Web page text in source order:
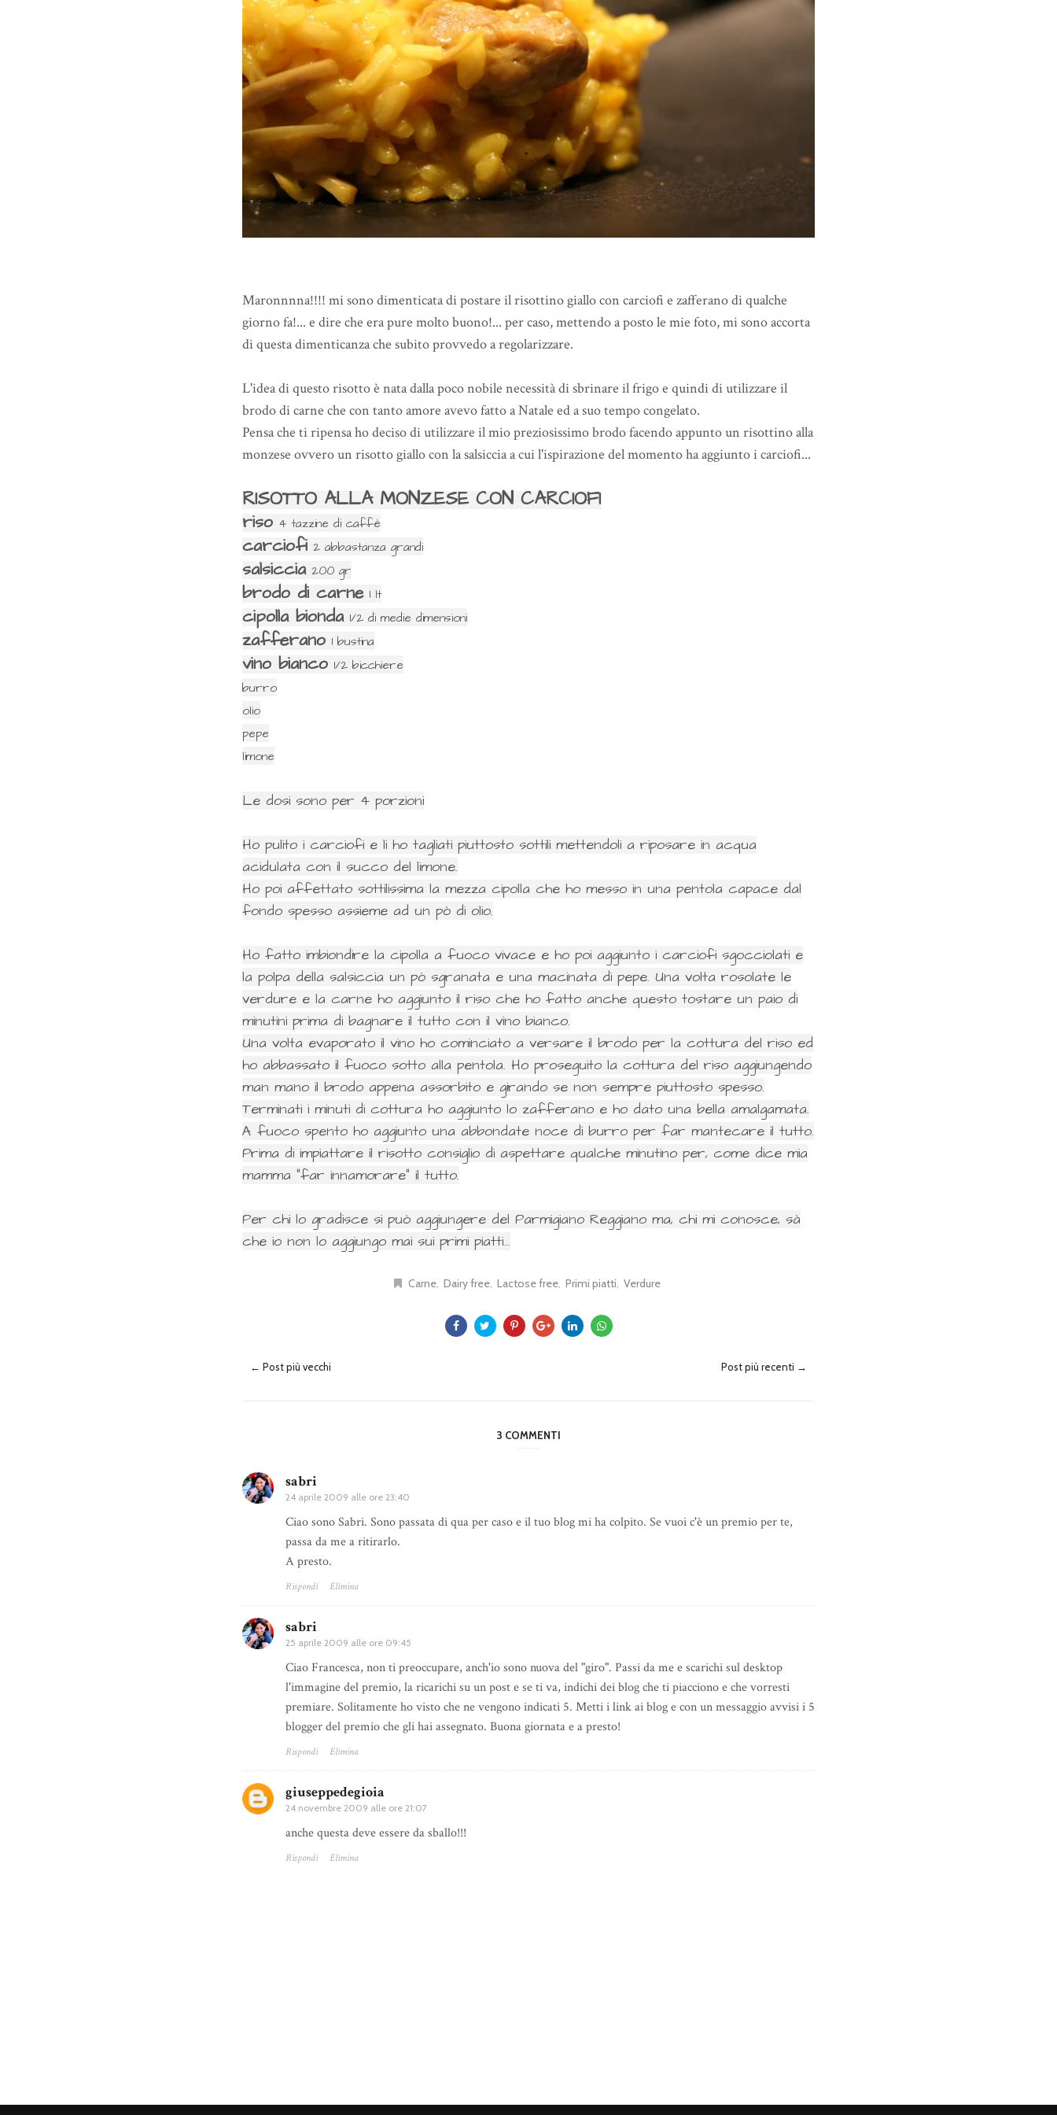
Maronnnna!!!! mi sono dimenticata di postare il risottino giallo con carciofi e zafferano di qualche
giorno fa!... e dire che era pure molto buono!... per caso, mettendo a posto le mie foto, mi sono accorta
di questa dimenticanza che subito provvedo a regolarizzare.
L'idea di questo risotto è nata dalla poco nobile necessità di sbrinare il frigo e quindi di utilizzare il
brodo di carne che con tanto amore avevo fatto a Natale ed a suo tempo congelato.
Pensa che ti ripensa ho deciso di utilizzare il mio preziosissimo brodo facendo appunto un risottino alla
monzese ovvero un risotto giallo con la salsiccia a cui l'ispirazione del momento ha aggiunto i carciofi...
RISOTTO ALLA MONZESE CON CARCIOFI
riso 4 tazzine di caffè
carciofi 2 abbastanza grandi
salsiccia 200 gr
brodo di carne 1 lt
cipolla bionda 1/2 di medie dimensioni
zafferano 1 bustina
vino bianco 1/2 bicchiere
burro
olio
pepe
limone
Le dosi sono per 4 porzioni
Ho pulito i carciofi e li ho tagliati piuttosto sottili mettendoli a riposare in acqua
acidulata con il succo del limone.
Ho poi affettato sottilissima la mezza cipolla che ho messo in una pentola capace dal
fondo spesso assieme ad un pò di olio.
Ho fatto imbiondire la cipolla a fuoco vivace e ho poi aggiunto i carciofi sgocciolati e
la polpa della salsiccia un pò sgranata e una macinata di pepe. Una volta rosolate le
verdure e la carne ho aggiunto il riso che ho fatto anche questo tostare un paio di
minutini prima di bagnare il tutto con il vino bianco.
Una volta evaporato il vino ho cominciato a versare il brodo per la cottura del riso ed
ho abbassato il fuoco sotto alla pentola. Ho proseguito la cottura del riso aggiungendo
man mano il brodo appena assorbito e girando se non sempre piuttosto spesso.
Terminati i minuti di cottura ho aggiunto lo zafferano e ho dato una bella amalgamata.
A fuoco spento ho aggiunto una abbondate noce di burro per far mantecare il tutto.
Prima di impiattare il risotto consiglio di aspettare qualche minutino per, come dice mia
mamma "far innamorare" il tutto.
Per chi lo gradisce si può aggiungere del Parmigiano Reggiano ma, chi mi conosce, sà
che io non lo aggiungo mai sui primi piatti...
Carne Dairy free Lactose free Primi piatti Verdure
← Post più vecchi Post più recenti →
3 COMMENTI
sabri
24 aprile 2009 alle ore 23:40
Ciao sono Sabri. Sono passata di qua per caso e il tuo blog mi ha colpito. Se vuoi c'è un premio per te,
passa da me a ritirarlo.
A presto.
Rispondi Elimina
sabri
25 aprile 2009 alle ore 09:45
Ciao Francesca, non ti preoccupare, anch'io sono nuova del "giro". Passi da me e scarichi sul desktop
l'immagine del premio, la ricarichi su un post e se ti va, indichi dei blog che ti piacciono e che vorresti
premiare. Solitamente ho visto che ne vengono indicati 5. Metti i link ai blog e con un messaggio avvisi i 5
blogger del premio che gli hai assegnato. Buona giornata e a presto!
Rispondi Elimina
giuseppedegioia
24 novembre 2009 alle ore 21:07
anche questa deve essere da sballo!!!
Rispondi Elimina